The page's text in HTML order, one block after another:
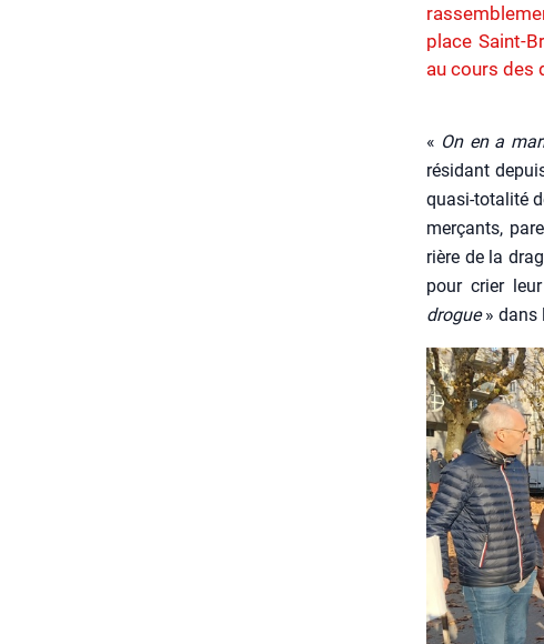
place Saint-
au cours des
« On en a
rési­dant
qua­si-tota­li­té
mer­çants,
rière de la
pour crier
drogue» dans